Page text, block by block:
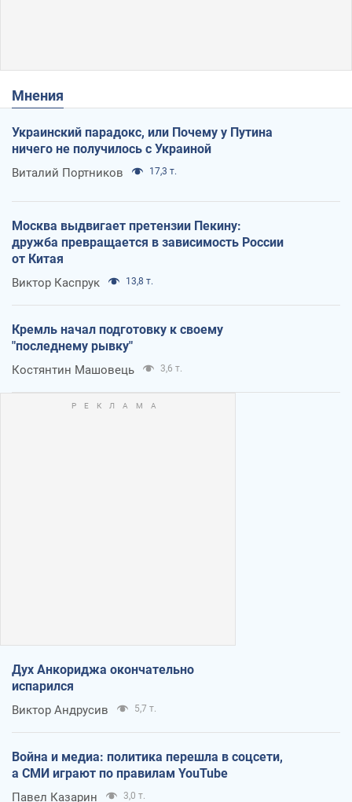
Мнения
Украинский парадокс, или Почему у Путина
ничего не получилось с Украиной
Виталий Портников 17,3 т.
Москва выдвигает претензии Пекину:
дружба превращается в зависимость России
от Китая
Виктор Каспрук 13,8 т.
Кремль начал подготовку к своему
"последнему рывку"
Костянтин Машовець 3,6 т.
Дух Анкориджа окончательно
испарился
Виктор Андрусив 5,7 т.
Война и медиа: политика перешла в соцсети,
а СМИ играют по правилам YouTube
Павел Казарин 3,0 т.